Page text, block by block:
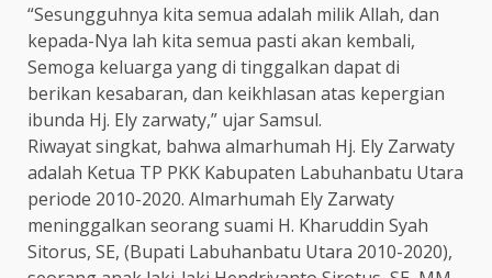
“Sesungguhnya kita semua adalah milik Allah, dan
kepada-Nya lah kita semua pasti akan kembali,
Semoga keluarga yang di tinggalkan dapat di
berikan kesabaran, dan keikhlasan atas kepergian
ibunda Hj. Ely zarwaty,” ujar Samsul.
Riwayat singkat, bahwa almarhumah Hj. Ely Zarwaty
adalah Ketua TP PKK Kabupaten Labuhanbatu Utara
periode 2010-2020. Almarhumah Ely Zarwaty
meninggalkan seorang suami H. Kharuddin Syah
Sitorus, SE, (Bupati Labuhanbatu Utara 2010-2020),